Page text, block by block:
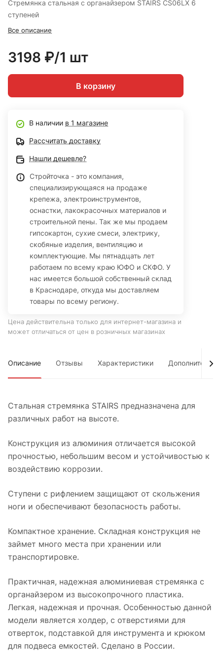
Стремянка стальная с органайзером STAIRS CS06LX 6
ступеней
Все описание
3198 ₽/1 шт
В корзину
В наличии в 1 магазине
Рассчитать доставку
Нашли дешевле?
Стройточка - это компания,
специализирующаяся на продаже
крепежа, электроинструментов,
оснастки, лакокрасочных материалов и
строительной пены. Так же мы продаем
гипсокартон, сухие смеси, электрику,
скобяные изделия, вентиляцию и
комплектующие. Мы пятнадцать лет
работаем по всему краю ЮФО и СКФО. У
нас имеется большой собственный склад
в Краснодаре, откуда мы доставляем
товары по всему региону.
Цена действительна только для интернет-магазина и
может отличаться от цен в розничных магазинах
Описание Отзывы Характеристики Дополнительно
Стальная стремянка STAIRS предназначена для
различных работ на высоте.
Конструкция из алюминия отличается высокой
прочностью, небольшим весом и устойчивостью к
воздействию коррозии.
Ступени с рифлением защищают от скольжения
ноги и обеспечивают безопасность работы.
Компактное хранение. Складная конструкция не
займет много места при хранении или
транспортировке.
Практичная, надежная алюминиевая стремянка с
органайзером из высокопрочного пластика.
Легкая, надежная и прочная. Особенностью данной
модели является холдер, с отверстиями для
отверток, подставкой для инструмента и крюком
для подвеса емкостей. Сделано в России.